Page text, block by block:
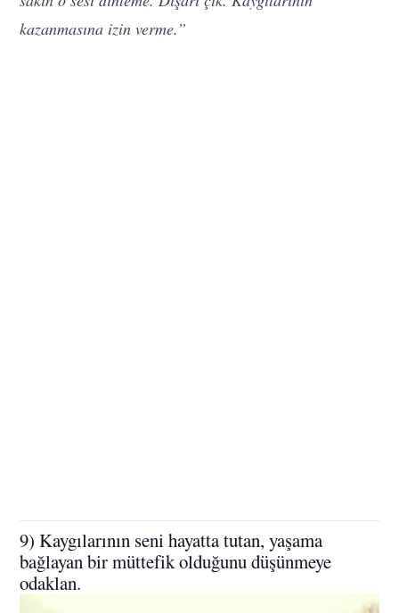
kazanmasına izin verme.”
9) Kaygılarının seni hayatta tutan, yaşama
bağlayan bir müttefik olduğunu düşünmeye
odaklan.